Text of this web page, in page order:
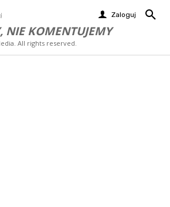
Zaloguj
NIE KOMENTUJEMY
All rights reserved.